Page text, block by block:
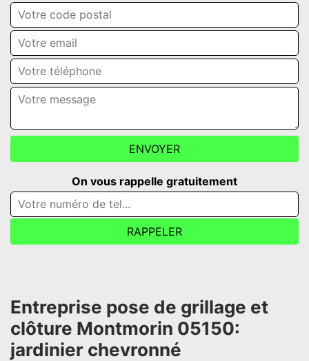
On vous rappelle gratuitement
Entreprise pose de grillage et
clôture Montmorin 05150:
jardinier chevronné